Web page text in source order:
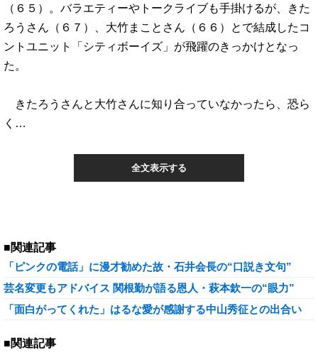
（６５）。バラエティーやトークライブも手掛けるが、きた
ろうさん（６７）、大竹まことさん（６６）とで結成したコ
ントユニット「シティボーイズ」が飛躍のきっかけとなっ
た。
きたろうさんと大竹さんに知り合っていなかったら、恐ら
く…
全文表示する
■関連記事
「ピンクの電話」に漫才勧めた故・石井会長の“口説き文句”
芸名変更もアドバイス 関根勤が語る恩人・萩本欽一の“眼力”
「面白がってくれた」はるな愛が感謝する中山秀征との出合い
■関連記事